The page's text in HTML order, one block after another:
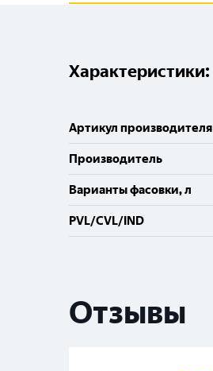
Характеристики:
Артикул производителя
Производитель
Варианты фасовки, л
PVL/CVL/IND
Отзывы